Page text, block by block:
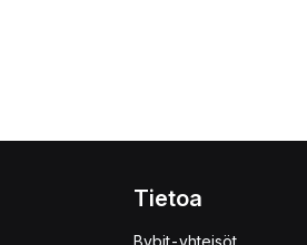
Tietoa
Bybit-yhteisöt